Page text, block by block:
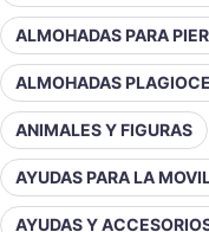
ALMOHADAS PARA
ALMOHADAS
ANIMALES Y FIGURAS
AYUDAS PARA LA
AYUDAS Y